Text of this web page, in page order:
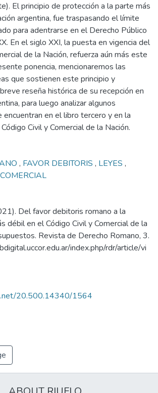
El principio de protección a la parte más
argentina, fue traspasando el límite
para adentrarse en el Derecho Público
En el siglo XXI, la puesta en vigencia del
de la Nación, refuerza aún más este
ponencia, mencionaremos las
que sostienen este principio y
reseña histórica de su recepción en
para luego analizar algunos
en el libro tercero y en la
Civil y Comercial de la Nación.
, FAVOR DEBITORIS , LEYES ,
Del favor debitoris romano a la
débil en el Código Civil y Comercial de la
Revista de Derecho Romano, 3.
index.php/rdr/article/vi
20.500.14340/1564